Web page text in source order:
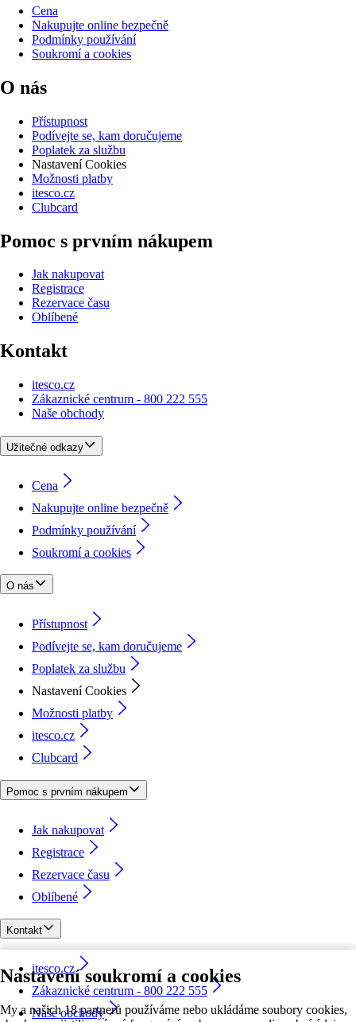
Nastavení soukromí a cookies
My a našich 18 partnerů používáme nebo ukládáme soubory cookies,
Cena
Nakupujte online bezpečně
Podmínky používání
Soukromí a cookies
O nás
Přístupnost
Podívejte se, kam doručujeme
Poplatek za službu
Nastavení Cookies
Možnosti platby
itesco.cz
Clubcard
Pomoc s prvním nákupem
Jak nakupovat
Registrace
Rezervace času
Oblíbené
Kontakt
itesco.cz
Zákaznické centrum - 800 222 555
Naše obchody
Užitečné odkazy
Cena
Nakupujte online bezpečně
Podmínky používání
Soukromí a cookies
O nás
Přístupnost
Podívejte se, kam doručujeme
Poplatek za službu
Nastavení Cookies
Možnosti platby
itesco.cz
Clubcard
Pomoc s prvním nákupem
Jak nakupovat
Registrace
Rezervace času
Oblíbené
Kontakt
itesco.cz
Zákaznické centrum - 800 222 555
Naše obchody